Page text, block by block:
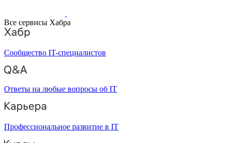
Все сервисы Хабра
Сообщество IT-специалистов
Ответы на любые вопросы об IT
Профессиональное развитие в IT